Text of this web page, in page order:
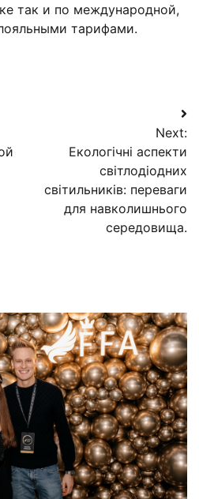
так и по международной,
тарифами.
Next:
Екологічні аспекти
світлодіодних
світильників: переваги
для навколишнього
середовища.